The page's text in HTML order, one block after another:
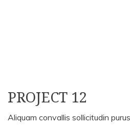
PROJECT 12
Aliquam convallis sollicitudin